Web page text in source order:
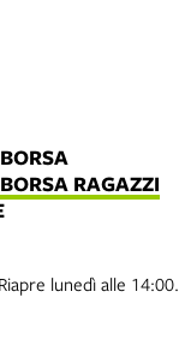
RAGAZZI
lunedì alle 14:00.